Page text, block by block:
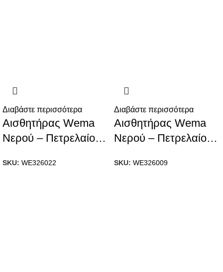
Διαβάστε περισσότερα
Αισθητήρας Wema
Νερού – Πετρελαίου
SKU: WE326022
Διαβάστε περισσότερα
Αισθητήρας Wema
Νερού – Πετρελαίου
SKU: WE326009